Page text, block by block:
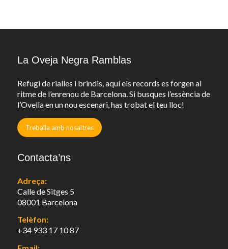
La Oveja Negra Ramblas
Refugi de rialles i brindis, aquí els records es forgen al
ritme de l’enrenou de Barcelona. Si busques l’essència de
l’Ovella en un nou escenari, has trobat el teu lloc!
Treballa amb nosaltres
Contacta’ns
Adreça:
Calle de Sitges 5
08001 Barcelona
Telèfon:
+34 933 17 10 87